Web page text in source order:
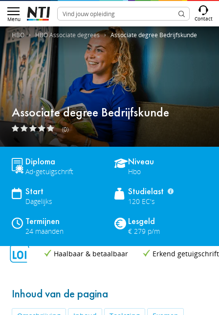
Menu Contact
HBO HBO Associate degrees Associate degree Bedrijfskunde
Associate degree Bedrijfskunde
(0)
Diploma
Ad-getuigschrift
Niveau
Hbo
Start
Dagelijks
Studielast
120 EC's
Termijnen
24 maanden
Lesgeld
€ 279 p/m
Haalbaar & betaalbaar Erkend getuigschrift
Inhoud van de pagina